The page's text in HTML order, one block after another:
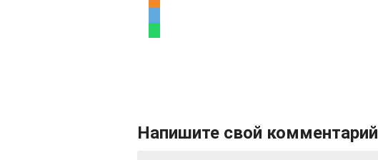
Напишите свой комментарий